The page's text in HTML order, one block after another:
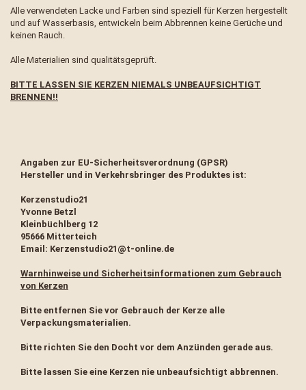
Alle verwendeten Lacke und Farben sind speziell für Kerzen hergestellt
und auf Wasserbasis, entwickeln beim Abbrennen keine Gerüche und
keinen Rauch.
Alle Materialien sind qualitätsgeprüft.
BITTE LASSEN SIE KERZEN NIEMALS UNBEAUFSICHTIGT
BRENNEN!!
Angaben zur EU-Sicherheitsverordnung (GPSR)
Hersteller und in Verkehrsbringer des Produktes ist:
Kerzenstudio21
Yvonne Betzl
Kleinbüchlberg 12
95666 Mitterteich
Email: Kerzenstudio21@t-online.de
Warnhinweise und Sicherheitsinformationen zum Gebrauch
von Kerzen
Bitte entfernen Sie vor Gebrauch der Kerze alle
Verpackungsmaterialien.
Bitte richten Sie den Docht vor dem Anzünden gerade aus.
Bitte lassen Sie eine Kerzen nie unbeaufsichtigt abbrennen.